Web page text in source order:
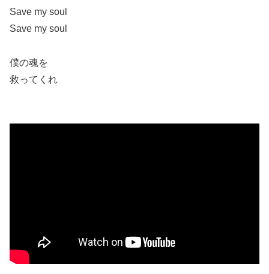
Save my soul
Save my soul
僕の魂を
救ってくれ